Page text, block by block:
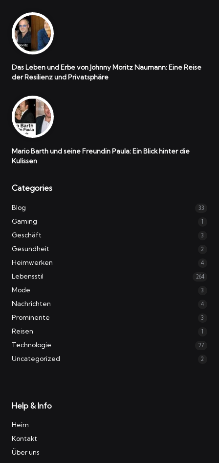
Das Leben und Erbe von Johnny Moritz Naumann: Eine Reise
der Resilienz und Privatsphäre
Mario Barth und seine Freundin Paula: Ein Blick hinter die
Kulissen
Categories
Blog 33
Gaming 1
Geschäft 3
Gesundheit 2
Heimwerken 4
Lebensstil 264
Mode 3
Nachrichten 4
Prominente 3
Reisen 1
Technologie 27
Uncategorized 2
Help & Info
Heim
Kontakt
Über uns